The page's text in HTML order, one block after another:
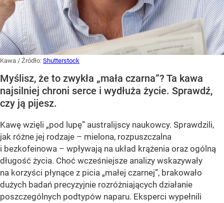
Kawa / Źródło: Shutterstock
Myślisz, że to zwykła „mała czarna”? Ta kawa
najsilniej chroni serce i wydłuża życie. Sprawdź,
czy ją pijesz.
Kawę wzięli „pod lupę” australijscy naukowcy. Sprawdzili,
jak różne jej rodzaje – mielona, rozpuszczalna
i bezkofeinowa – wpływają na układ krążenia oraz ogólną
długość życia. Choć wcześniejsze analizy wskazywały
na korzyści płynące z picia „małej czarnej”, brakowało
dużych badań precyzyjnie rozróżniających działanie
poszczególnych podtypów naparu. Eksperci wypełnili